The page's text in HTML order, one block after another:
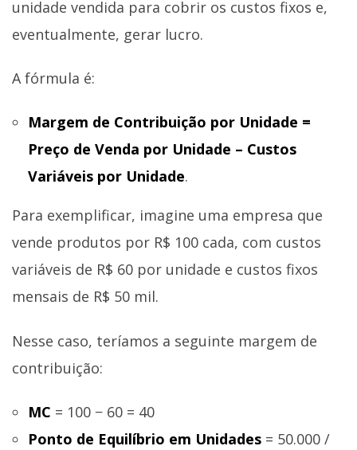
unidade vendida para cobrir os custos fixos e,
eventualmente, gerar lucro.
A fórmula é:
Margem de Contribuição por Unidade =
Preço de Venda por Unidade – Custos
Variáveis por Unidade.
Para exemplificar, imagine uma empresa que
vende produtos por R$ 100 cada, com custos
variáveis de R$ 60 por unidade e custos fixos
mensais de R$ 50 mil.
Nesse caso, teríamos a seguinte margem de
contribuição:
MC = 100 − 60 = 40
Ponto de Equilíbrio em Unidades = 50.000 /